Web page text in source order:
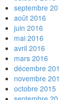
septembre
août 2016
juin 2016
mai 2016
avril 2016
mars 2016
décembre
novembre
octobre 2015